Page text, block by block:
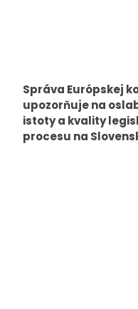
Správa Európskej
upozorňuje na
istoty a kvality
procesu na